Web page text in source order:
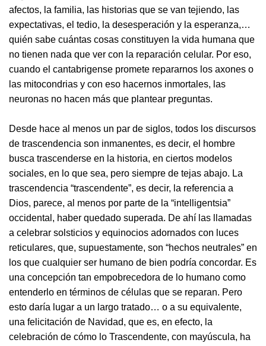
afectos, la familia, las historias que se van tejiendo, las
expectativas, el tedio, la desesperación y la esperanza,…
quién sabe cuántas cosas constituyen la vida humana que
no tienen nada que ver con la reparación celular. Por eso,
cuando el cantabrigense promete repararnos los axones o
las mitocondrias y con eso hacernos inmortales, las
neuronas no hacen más que plantear preguntas.
Desde hace al menos un par de siglos, todos los discursos
de trascendencia son inmanentes, es decir, el hombre
busca trascenderse en la historia, en ciertos modelos
sociales, en lo que sea, pero siempre de tejas abajo. La
trascendencia “trascendente”, es decir, la referencia a
Dios, parece, al menos por parte de la “intelligentsia”
occidental, haber quedado superada. De ahí las llamadas
a celebrar solsticios y equinocios adornados con luces
reticulares, que, supuestamente, son “hechos neutrales” en
los que cualquier ser humano de bien podría concordar. Es
una concepción tan empobrecedora de lo humano como
entenderlo en términos de células que se reparan. Pero
esto daría lugar a un largo tratado… o a su equivalente,
una felicitación de Navidad, que es, en efecto, la
celebración de cómo lo Trascendente, con mayúscula, ha